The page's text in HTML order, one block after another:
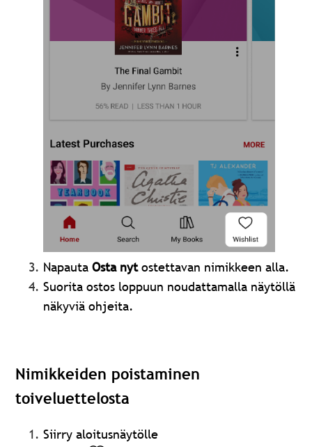
NapautaOsta nytostettavan nimikkeen alla.
Suorita ostos loppuun noudattamalla näytöllä
näkyviä ohjeita.
Nimikkeiden poistaminen
toiveluettelosta
Siirry aloitusnäytölle